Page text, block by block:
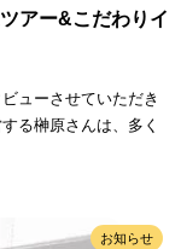
アー&こだわりイ
ューさせていただき
る榊原さんは、多く
お知らせ